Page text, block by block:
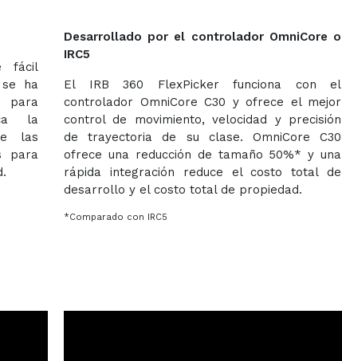
fácil
ha
para
la
las
para
Desarrollado por el controlador OmniCore o
IRC5
El IRB 360 FlexPicker funciona con el
controlador OmniCore C30 y ofrece el mejor
control de movimiento, velocidad y precisión
de trayectoria de su clase. OmniCore C30
ofrece una reducción de tamaño 50%* y una
rápida integración reduce el costo total de
desarrollo y el costo total de propiedad.
*Comparado con IRC5